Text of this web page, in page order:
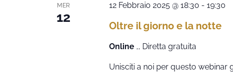
MER
12
Oltre il giorno e la notte
12 Febbraio 2025 @ 18:30 - 19:30
Online ,, Diretta gratuita
Unisciti a noi per questo webinar